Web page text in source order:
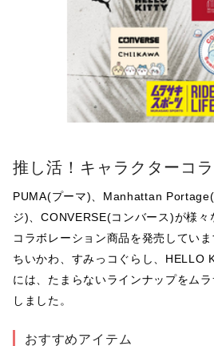
推し活！キャラクターコ
PUMA(プーマ)、Manhattan
ジ)、CONVERSE(コンバース)が様
コラボレーション商品を発売していま
ちいかわ、すみっコぐらし、HELLO
には、たまらないラインナップをム
しました。
おすすめアイテム